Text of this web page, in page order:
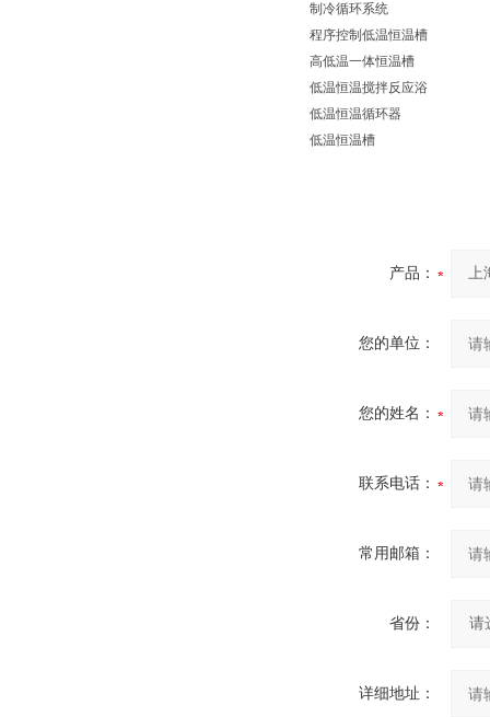
制冷循环系统
程序控制低温恒温槽
高低温一体恒温槽
低温恒温搅拌反应浴
低温恒温循环器
低温恒温槽
产品：
您的单位：
您的姓名：
联系电话：
常用邮箱：
省份：
详细地址：